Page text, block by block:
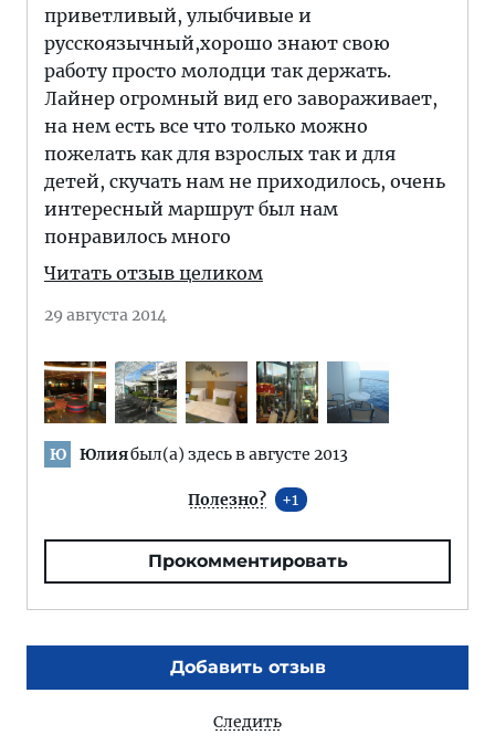
приветливый, улыбчивые и
русскоязычный,хорошо знают свою
работу просто молодци так держать.
Лайнер огромный вид его завораживает,
на нем есть все что только можно
пожелать как для взрослых так и для
детей, скучать нам не приходилось, очень
интересный маршрут был нам
понравилось много
Читать отзыв целиком
29 августа 2014
Ю Юлиябыл(а) здесь в августе 2013
Полезно? 1
Прокомментировать
Добавить отзыв
Следить